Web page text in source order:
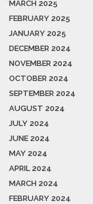
MARCH 2025
FEBRUARY 2025
JANUARY 2025
DECEMBER 2024
NOVEMBER 2024
OCTOBER 2024
SEPTEMBER 2024
AUGUST 2024
JULY 2024
JUNE 2024
MAY 2024
APRIL 2024
MARCH 2024
FEBRUARY 2024